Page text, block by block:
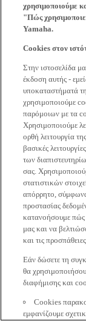
χρησιμοποιούμε
"Πώς
Yamaha.
Cookies στον
Στην ιστοσελίδα
έκδοση αυτής -
υποκαταστήματά
χρησιμοποιούμε
παρόμοιων με τα
Χρησιμοποιούμε
ορθή λειτουργία
βασικές
των
σας.
στατιστικών
απόρρητο,
προστασίας
κατανοήσουμε πώς
μας και να
και τις
Εάν δώσετε τη
θα
διαφήμισης και
Cookies
εμφανίζουμε